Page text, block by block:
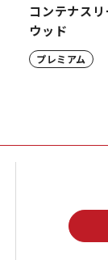
コンテナス
ウッド
プレミアム